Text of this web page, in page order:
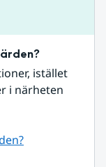
istället
i närheten